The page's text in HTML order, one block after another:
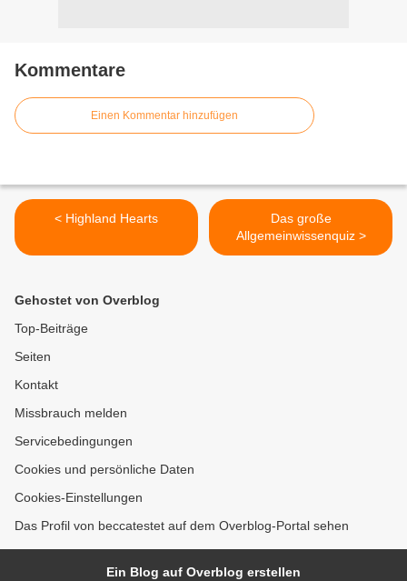
Kommentare
Einen Kommentar hinzufügen
< Highland Hearts
Das große
Allgemeinwissenquiz >
Gehostet von Overblog
Top-Beiträge
Seiten
Kontakt
Missbrauch melden
Servicebedingungen
Cookies und persönliche Daten
Cookies-Einstellungen
Das Profil von beccatestet auf dem Overblog-Portal sehen
Ein Blog auf Overblog erstellen